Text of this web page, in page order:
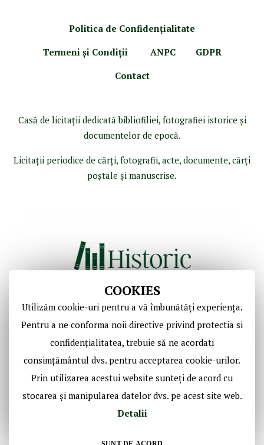
COOKIES
Utilizăm cookie-uri pentru a vă îmbunătăți experiența.
Pentru a ne conforma noii directive privind protectia si
confidențialitatea, trebuie să ne acordati
consimțământul dvs. pentru acceptarea cookie-urilor.
Prin utilizarea acestui website sunteți de acord cu
stocarea și manipularea datelor dvs. pe acest site web.
Detalii
Politica de Confidenţialitate
Termeni şi Condiţii
ANPC
GDPR
Contact
Casă de licitaţii dedicată bibliofiliei, fotografiei istorice şi
documentelor de epocă.
Licitaţii periodice de cărţi, fotografii, acte, documente, cărţi
poştale şi manuscrise.
Copyright © Casa de Licitaţii Historic SRL
Social Media Historic